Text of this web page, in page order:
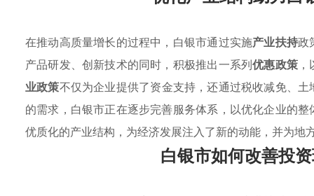
在推动高质量增长的过程中，白银市通过实施产业扶持政
产品研发、创新技术的同时，积极推出一系列优惠政策
业政策不仅为企业提供了资金支持，还通过税收减免、
的需求，白银市正在逐步完善服务体系，以优化企业的
优质化的产业结构，为经济发展注入了新的动能，并为地
白银市如何改善投